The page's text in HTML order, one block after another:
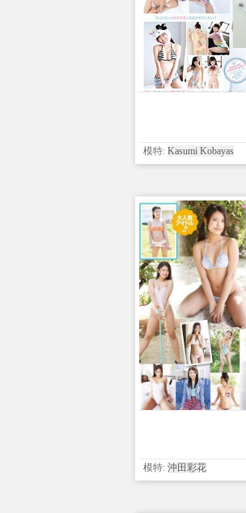
模特: Kasumi Kobayas
模特: 沖田彩花